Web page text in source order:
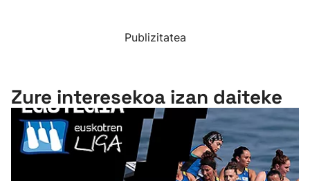
Publizitatea
Zure interesekoa izan daiteke